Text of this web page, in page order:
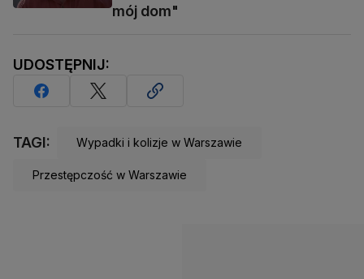
mój dom"
UDOSTĘPNIJ:
TAGI: Wypadki i kolizje w Warszawie
Przestępczość w Warszawie